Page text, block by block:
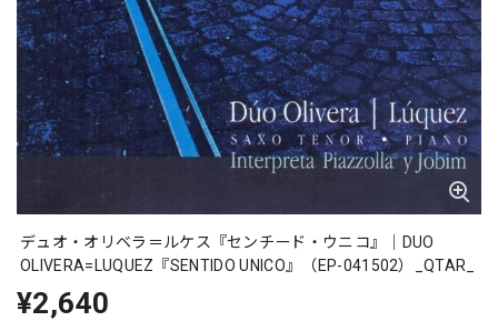
デュオ・オリベラ＝ルケス『センチード・ウニコ』｜DUO
OLIVERA=LUQUEZ『SENTIDO UNICO』（EP-041502）_QTAR_
¥2,640